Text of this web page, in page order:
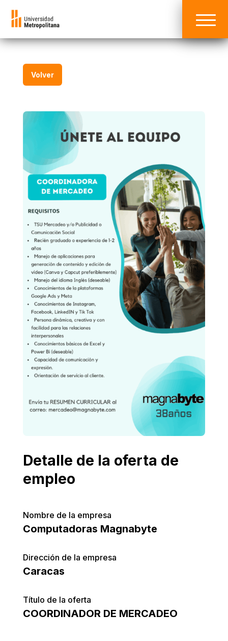
Volver
Detalle de la oferta de
empleo
Nombre de la empresa
Computadoras Magnabyte
Dirección de la empresa
Caracas
Título de la oferta
COORDINADOR DE MERCADEO